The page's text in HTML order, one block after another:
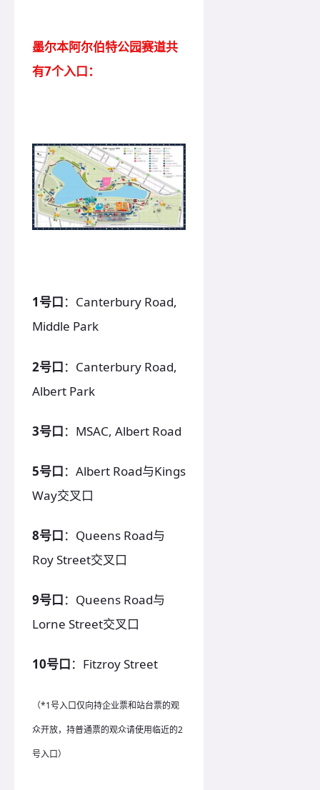
墨尔本阿尔伯特公园赛道共
有7个入口：
1号口：Canterbury Road,
Middle Park
2号口：Canterbury Road,
Albert Park
3号口：MSAC, Albert Road
5号口：Albert Road与Kings
Way交叉口
8号口：Queens Road与
Roy Street交叉口
9号口：Queens Road与
Lorne Street交叉口
10号口：Fitzroy Street
（*1号入口仅向持企业票和站台票的观
众开放，持普通票的观众请使用临近的2
号入口）